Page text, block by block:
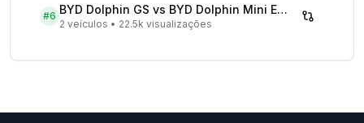
#6 BYD Dolphin GS vs BYD Dolphin Mini EV - Comparativo Completo
2 veículos • 22.5k visualizações